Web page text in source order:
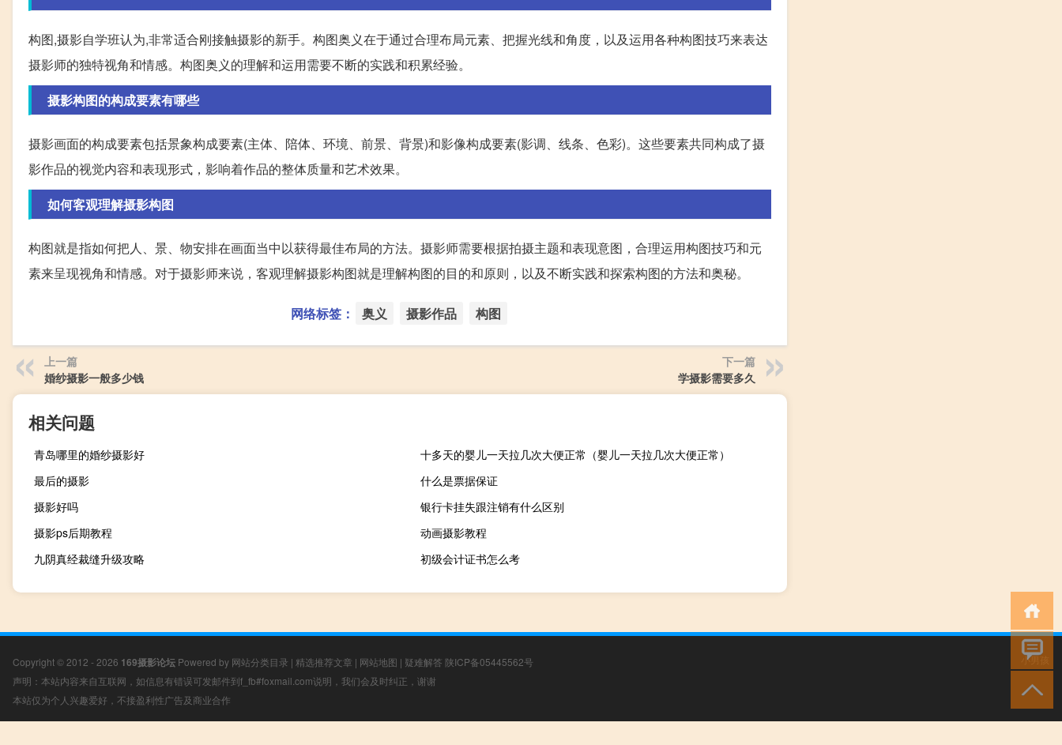
构图,摄影自学班认为,非常适合刚接触摄影的新手。构图奥义在于通过合理布局元素、把握光线和角度，以及运用各种构图技巧来表达
摄影师的独特视角和情感。构图奥义的理解和运用需要不断的实践和积累经验。
摄影构图的构成要素有哪些
摄影画面的构成要素包括景象构成要素(主体、陪体、环境、前景、背景)和影像构成要素(影调、线条、色彩)。这些要素共同构成了摄
影作品的视觉内容和表现形式，影响着作品的整体质量和艺术效果。
如何客观理解摄影构图
构图就是指如何把人、景、物安排在画面当中以获得最佳布局的方法。摄影师需要根据拍摄主题和表现意图，合理运用构图技巧和元
素来呈现视角和情感。对于摄影师来说，客观理解摄影构图就是理解构图的目的和原则，以及不断实践和探索构图的方法和奥秘。
网络标签： 奥义 摄影作品 构图
上一篇
婚纱摄影一般多少钱
下一篇
学摄影需要多久
相关问题
青岛哪里的婚纱摄影好
十多天的婴儿一天拉几次大便正常（婴儿一天拉几次大便正常）
最后的摄影
什么是票据保证
摄影好吗
银行卡挂失跟注销有什么区别
摄影ps后期教程
动画摄影教程
九阴真经裁缝升级攻略
初级会计证书怎么考
Copyright © 2012 - 2026 169摄影论坛 Powered by 网站分类目录 | 精选推荐文章 | 网站地图 | 疑难解答 陕ICP备05445562号
声明：本站内容来自互联网，如信息有错误可发邮件到f_fb#foxmail.com说明，我们会及时纠正，谢谢
本站仅为个人兴趣爱好，不接盈利性广告及商业合作
小男孩